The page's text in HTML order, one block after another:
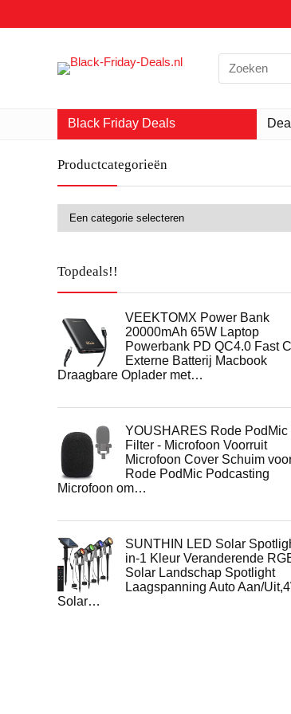
Search
for:
Black Friday Deals
Productcategorieën
Topdeals!!
VEEKTOMX Power Bank
20000mAh 65W Laptop
Powerbank PD QC4.0 Fast
Externe Batterij Macbook
Draagbare Oplader met…
YOUSHARES Rode PodMic
Filter - Microfoon Voorruit
Microfoon Cover Schuim
Rode PodMic Podcasting
Microfoon om…
SUNTHIN LED Solar
in-1 Kleur Veranderende
Solar Landschap Spotlight
Laagspanning Auto Aan/
Solar…